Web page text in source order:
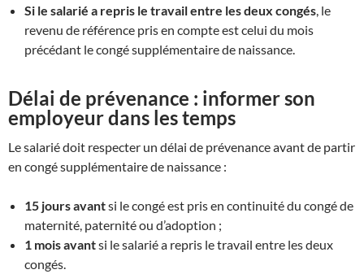
Si le salarié a repris le travail entre les deux congés, le
revenu de référence pris en compte est celui du mois
précédant le congé supplémentaire de naissance.
Délai de prévenance : informer son
employeur dans les temps
Le salarié doit respecter un délai de prévenance avant de partir
en congé supplémentaire de naissance :
15 jours avantsi le congé est pris en continuité du congé de
maternité, paternité ou d’adoption ;
1 mois avantsi le salarié a repris le travail entre les deux
congés.